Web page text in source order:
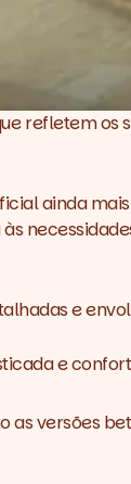
refletem os
ainda
e
e
as versões